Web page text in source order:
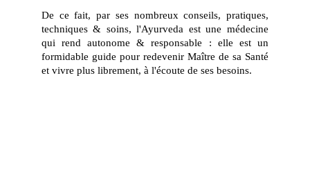
De ce fait, par ses nombreux conseils, pratiques,
techniques & soins, l'Ayurveda est une médecine
qui rend autonome & responsable : elle est un
formidable guide pour redevenir Maître de sa Santé
et vivre plus librement, à l'écoute de ses besoins.